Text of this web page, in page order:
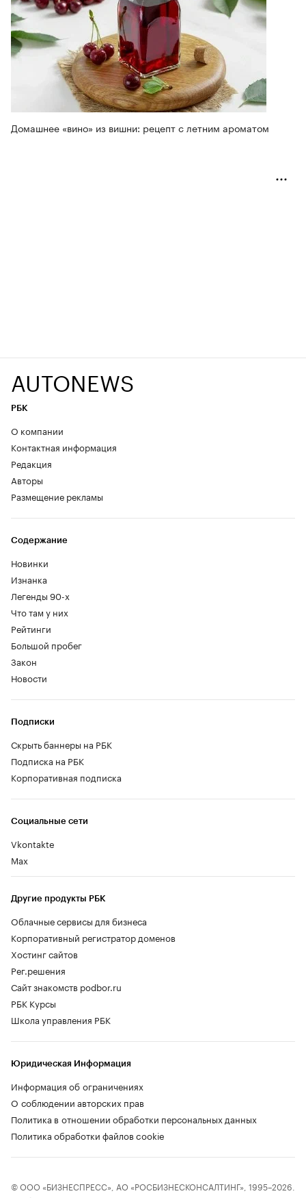
Домашнее «вино» из вишни: рецепт с летним ароматом
AUTONEWS
РБК
О компании
Контактная информация
Редакция
Авторы
Размещение рекламы
Содержание
Новинки
Изнанка
Легенды 90-х
Что там у них
Рейтинги
Большой пробег
Закон
Новости
Социальные сети
Vkontakte
Max
Другие продукты РБК
Облачные сервисы для бизнеса
Корпоративный регистратор доменов
Хостинг сайтов
Рег.решения
Сайт знакомств podbor.ru
РБК Курсы
Школа управления РБК
Подписки
Скрыть баннеры на РБК
Подписка на РБК
Корпоративная подписка
Юридическая Информация
Информация об ограничениях
О соблюдении авторских прав
Политика в отношении обработки персональных данных
Политика обработки файлов cookie
© ООО «БИЗНЕСПРЕСС», АО «РОСБИЗНЕСКОНСАЛТИНГ», 1995–2026.